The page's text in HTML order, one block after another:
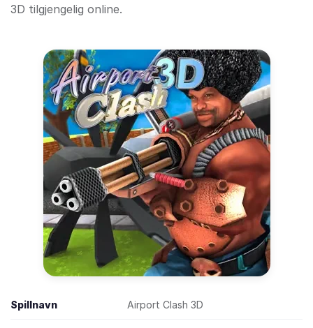
3D tilgjengelig online.
Spillnavn Airport Clash 3D